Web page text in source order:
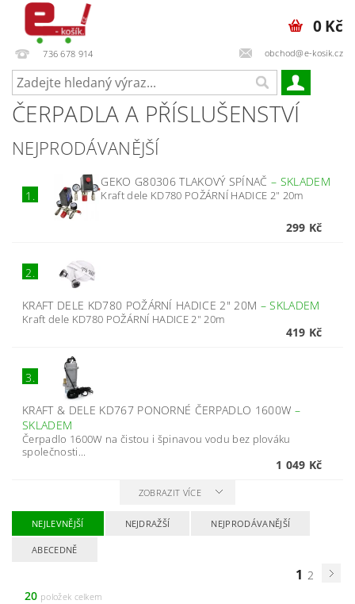
736 678 914 obchod@e-kosik.cz
0 Kč
ČERPADLA A PŘÍSLUŠENSTVÍ
NEJPRODÁVANĚJŠÍ
1.
GEKO G80306 TLAKOVÝ SPÍNAČ– SKLADEM
Kraft dele KD780 POŽÁRNÍ HADICE 2" 20m
299 Kč
2.
KRAFT DELE KD780 POŽÁRNÍ HADICE 2" 20M –SKLADEM
Kraft dele KD780 POŽÁRNÍ HADICE 2" 20m
419 Kč
3.
KRAFT & DELE KD767 PONORNÉ ČERPADLO 1600W –
SKLADEM
Čerpadlo 1600W na čistou i špinavou vodu bez plováku
společnosti...
1 049 Kč
ZOBRAZIT VÍCE
NEJLEVNĚJŠÍ NEJDRAŽŠÍ NEJPRODÁVANĚJŠÍ
ABECEDNĚ
1 2
20 položek celkem